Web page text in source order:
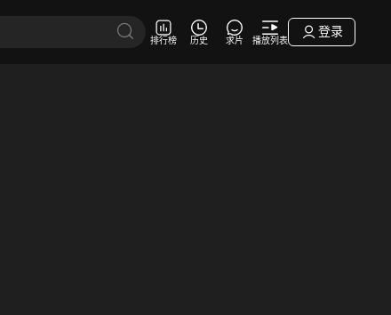
排行榜 历史 求片 播放列表
登录